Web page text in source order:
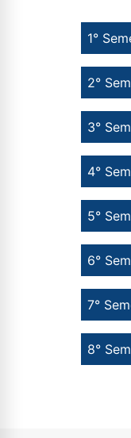
1°
8°
7°
6°
5°
4°
3°
2°
autorizo que
envio de